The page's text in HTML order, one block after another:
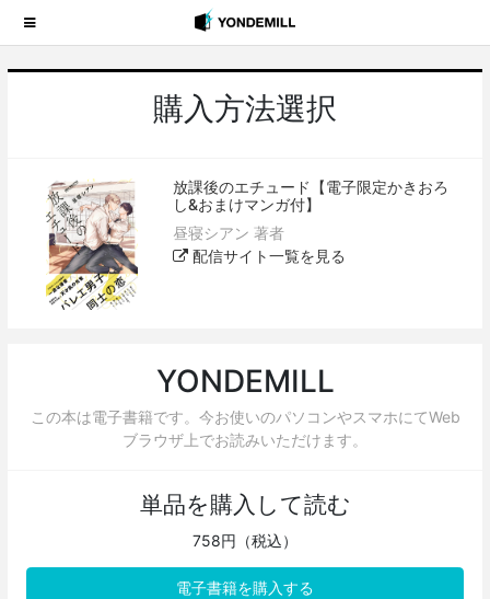
購入方法選択
放課後のエチュード【電子限定かきおろ
し&おまけマンガ付】
昼寝シアン 著者
配信サイト一覧を見る
YONDEMILL
この本は電子書籍です。今お使いのパソコンやスマホにてWeb
ブラウザ上でお読みいただけます。
単品を購入して読む
758円（税込）
電子書籍を購入する